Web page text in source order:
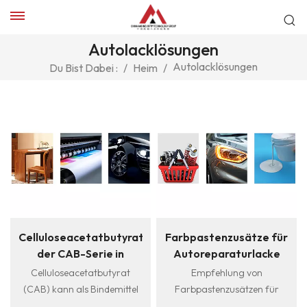
Autolacklösungen
Du Bist Dabei : / Heim / Autolacklösungen
Celluloseacetatbutyrat
der CAB-Serie in
Autolackqualität
Celluloseacetatbutyrat
(CAB) kann als Bindemittel
Farbpastenzusätze für
Autoreparaturlacke
Empfehlung von
Farbpastenzusätzen für